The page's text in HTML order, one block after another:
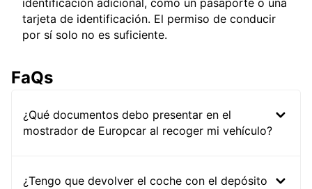
identificación adicional, como un pasaporte o una
tarjeta de identificación. El permiso de conducir
por sí solo no es suficiente.
FaQs
¿Qué documentos debo presentar en el
mostrador de Europcar al recoger mi vehículo?
¿Tengo que devolver el coche con el depósito